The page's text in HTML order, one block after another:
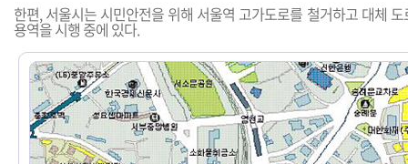
한편, 서울시는 시민안전을 위해 서울역 고가도로를 철거하고 대체
용역을 시행 중에 있다.